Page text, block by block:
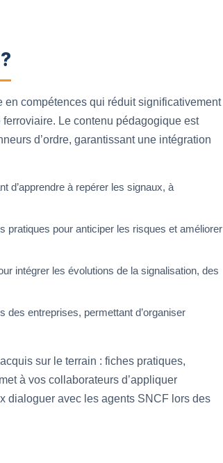
compétences qui réduit significativement
Le contenu pédagogique est
d’ordre, garantissant une intégration
d’apprendre à repérer les signaux, à
pratiques pour anticiper les risques et améliorer
intégrer les évolutions de la signalisation, des
entreprises, permettant d’organiser
sur le terrain : fiches pratiques,
à vos collaborateurs d’appliquer
dialoguer avec les agents SNCF lors des